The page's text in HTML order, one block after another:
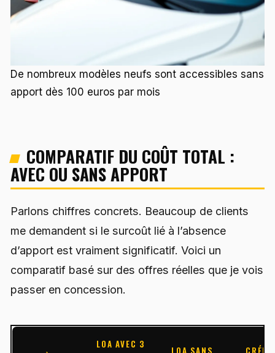
De nombreux modèles neufs sont accessibles sans
apport dès 100 euros par mois
COMPARATIF DU COÛT TOTAL :
AVEC OU SANS APPORT
Parlons chiffres concrets. Beaucoup de clients
me demandent si le surcoût lié à l’absence
d’apport est vraiment significatif. Voici un
comparatif basé sur des offres réelles que je vois
passer en concession.
LOA AVEC 3